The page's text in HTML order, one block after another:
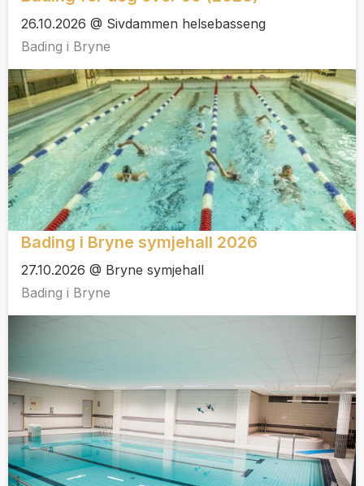
26.10.2026 @ Sivdammen helsebasseng
Bading i Bryne
Bading i Bryne symjehall 2026
27.10.2026 @ Bryne symjehall
Bading i Bryne